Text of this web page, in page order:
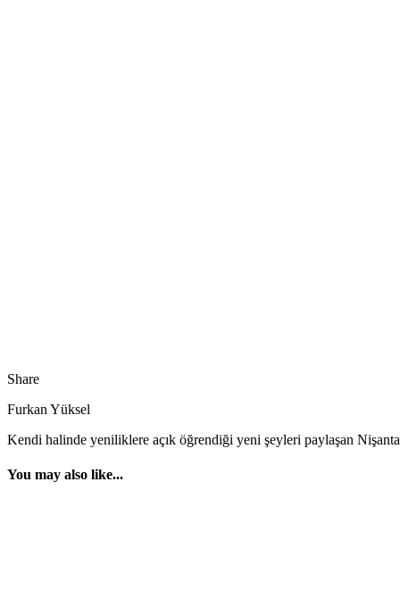
Share
Furkan Yüksel
Kendi halinde yeniliklere açık öğrendiği yeni şeyleri paylaşan
You may also like...